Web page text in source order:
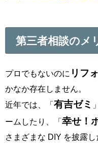
第三者相談のメ
プロでもないのに リフ
かなか存在しません。
近年では、「 有吉ゼミ
ームしたり、「 幸せ！
さまざまな DIY を披露